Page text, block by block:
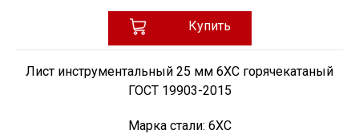
Купить
Лист инструментальный 25 мм 6ХС горячекатаный
ГОСТ 19903-2015
Марка стали: 6ХС